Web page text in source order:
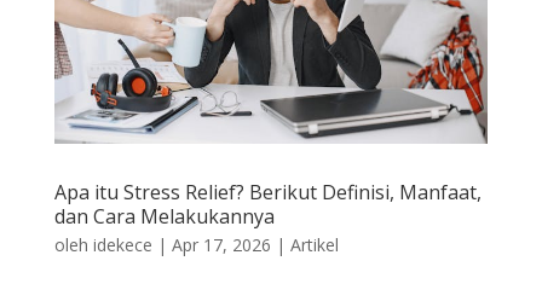
Apa itu Stress Relief? Berikut Definisi, Manfaat,
dan Cara Melakukannya
oleh idekece | Apr 17, 2026 | Artikel